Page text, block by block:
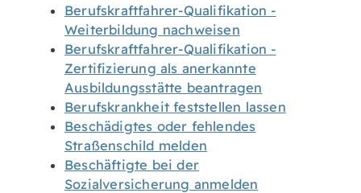
Berufskraftfahrer-Qualifikation -
Weiterbildung nachweisen
Berufskraftfahrer-Qualifikation -
Zertifizierung als anerkannte
Ausbildungsstätte beantragen
Berufskrankheit feststellen lassen
Beschädigtes oder fehlendes
Straßenschild melden
Beschäftigte bei der
Sozialversicherung anmelden